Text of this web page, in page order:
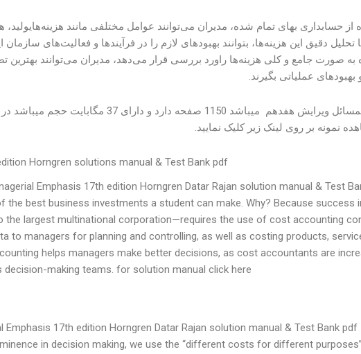
از حسابداری بهای تمام شده، مدیران می‌توانند عوامل مختلفی مانند
تحلیل دقیق این هزینه‌ها، بتوانند بهبودهای لازم را در فرآیندها و فعالیت‌های
صورت جامع و کلی هزینه‌ها راورد بررسی قرار می‌دهد، مدیران می‌توانند بهترین
بهبودهای عملیاتی بگیرند.
این حل المسائل ویرایش هفدهم میباشد 1150
نمونه بر روی لینک زیر کلیک نمایید.
Horngren solutions manual & Test Bank pdf
Emphasis 17th edition Horngren Datar Rajan solution manual & Test
best business investments a student can make. Why? Because success
largest multinational corporation—requires the use of cost accounting
to managers for planning and controlling, as well as costing products,
helps managers make better decisions, as cost accountants are
making teams. for solution manual click here.
17th edition Horngren Datar Rajan solution manual & Test Bank pdf
in decision making, we use the “different costs for different